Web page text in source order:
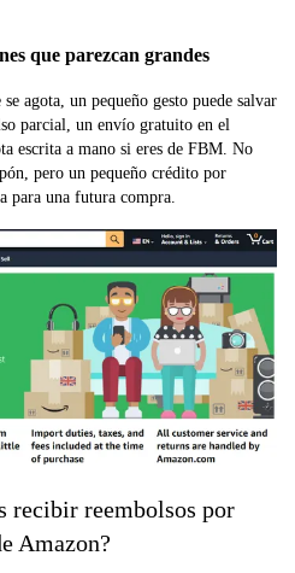
que parezcan grandes
agota, un pequeño gesto puede salvar
parcial, un envío gratuito en el
escrita a mano si eres de FBM. No
pero un pequeño crédito por
para una futura compra.
recibir reembolsos por
Amazon?